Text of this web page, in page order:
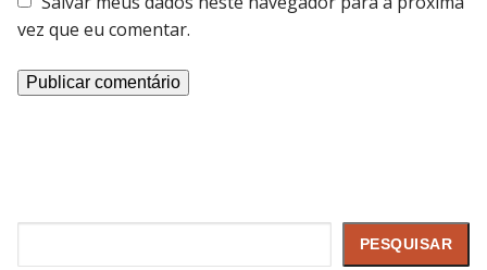
vez que eu comentar.
PESQUISAR